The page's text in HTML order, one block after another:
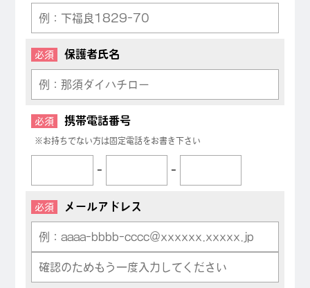
必須 保護者氏名
必須 携帯電話番号
※お持ちでない方は固定電話をお書き下さい
- -
必須 メールアドレス